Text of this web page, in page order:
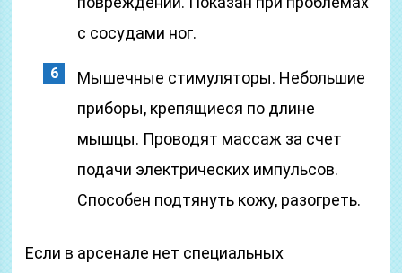
с сосудами ног.
Мышечные стимуляторы. Небольшие
приборы, крепящиеся по длине
мышцы. Проводят массаж за счет
подачи электрических импульсов.
Способен подтянуть кожу, разогреть.
Если в арсенале нет специальных